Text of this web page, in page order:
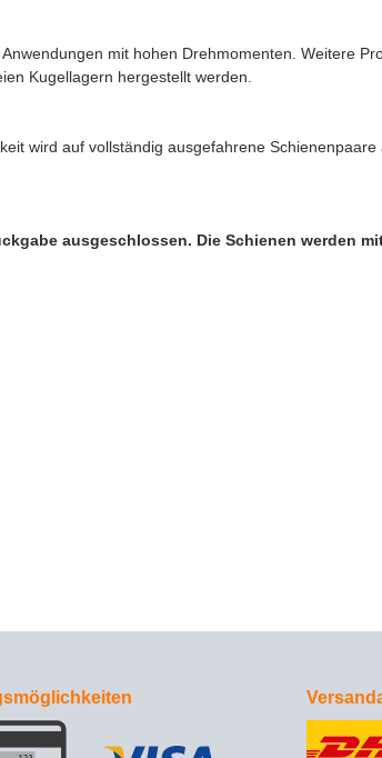
mit hohen Drehmomenten. Weitere
Kugellagern hergestellt werden.
wird auf vollständig ausgefahrene
ausgeschlossen. Die Schienen werden